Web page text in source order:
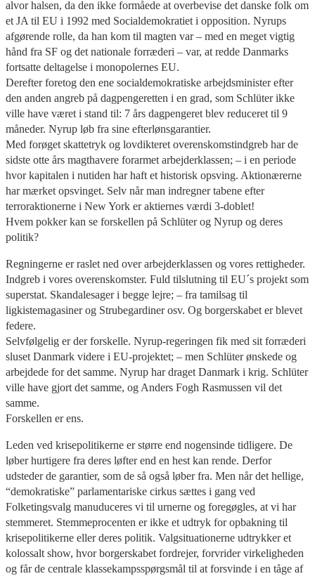
alvor halsen, da den ikke formåede at overbevise det danske folk om
et JA til EU i 1992 med Socialdemokratiet i opposition. Nyrups
afgørende rolle, da han kom til magten var – med en meget vigtig
hånd fra SF og det nationale forræderi – var, at redde Danmarks
fortsatte deltagelse i monopolernes EU.
Derefter foretog den ene socialdemokratiske arbejdsminister efter
den anden angreb på dagpengeretten i en grad, som Schlüter ikke
ville have været i stand til: 7 års dagpengeret blev reduceret til 9
måneder. Nyrup løb fra sine efterlønsgarantier.
Med forøget skattetryk og lovdikteret overenskomstindgreb har de
sidste otte års magthavere forarmet arbejderklassen; – i en periode
hvor kapitalen i nutiden har haft et historisk opsving. Aktionærerne
har mærket opsvinget. Selv når man indregner tabene efter
terroraktionerne i New York er aktiernes værdi 3-doblet!
Hvem pokker kan se forskellen på Schlüter og Nyrup og deres
politik?
Regningerne er raslet ned over arbejderklassen og vores rettigheder.
Indgreb i vores overenskomster. Fuld tilslutning til EU´s projekt som
superstat. Skandalesager i begge lejre; – fra tamilsag til
ligkistemagasiner og Strubegardiner osv. Og borgerskabet er blevet
federe.
Selvfølgelig er der forskelle. Nyrup-regeringen fik med sit forræderi
sluset Danmark videre i EU-projektet; – men Schlüter ønskede og
arbejdede for det samme. Nyrup har draget Danmark i krig. Schlüter
ville have gjort det samme, og Anders Fogh Rasmussen vil det
samme.
Forskellen er ens.
Leden ved krisepolitikerne er større end nogensinde tidligere. De
løber hurtigere fra deres løfter end en hest kan rende. Derfor
udsteder de garantier, som de så også løber fra. Men når det hellige,
“demokratiske” parlamentariske cirkus sættes i gang ved
Folketingsvalg manuduceres vi til urnerne og foregøgles, at vi har
stemmeret. Stemmeprocenten er ikke et udtryk for opbakning til
krisepolitikerne eller deres politik. Valgsituationerne udtrykker et
kolossalt show, hvor borgerskabet fordrejer, forvrider virkeligheden
og får de centrale klassekampsspørgsmål til at forsvinde i en tåge af